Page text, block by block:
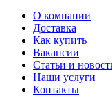
О компании
Доставка
Как купить
Вакансии
Статьи и
Наши услуги
Контакты